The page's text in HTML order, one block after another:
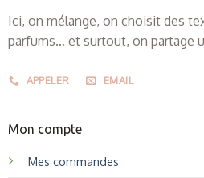
Ici, on mélange, on choisit des
parfums… et surtout, on partage
APPELER EMAIL
Mon compte
Mes commandes